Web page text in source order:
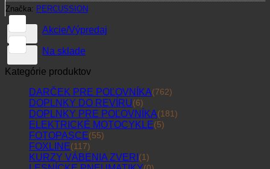
Značka: PERCUSSION
Akcie/Výpredaj
Na sklade
Kategórie produktov
DARČEK PRE POĽOVNÍKA(762)
DOPLNKY DO REVÍRU(6)
DOPLNKY PRE POĽOVNÍKA(181)
ELEKTRICKÉ MOTOCYKLE(5)
FOTOPASCE(55)
FOXLINE(117)
KURZY VÁBENIA ZVERI (1)